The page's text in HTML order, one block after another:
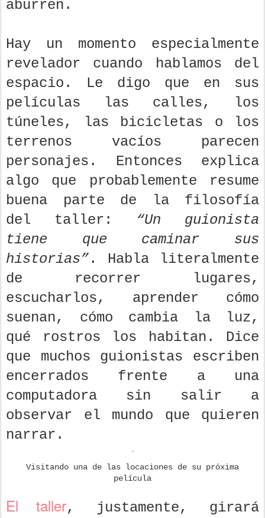
aburren.
Hay un momento especialmente
revelador cuando hablamos del
espacio. Le digo que en sus
películas las calles, los
túneles, las bicicletas o los
terrenos vacíos parecen
personajes. Entonces explica
algo que probablemente resume
buena parte de la filosofía
del taller:
“Un guionista
tiene que caminar sus
historias”. Habla literalmente
de recorrer lugares,
escucharlos, aprender cómo
suenan, cómo cambia la luz,
qué rostros los habitan. Dice
que muchos guionistas escriben
encerrados frente a una
computadora sin salir a
observar el mundo que quieren
narrar.
Visitando una de las locaciones de su próxima
película
El taller, justamente, girará